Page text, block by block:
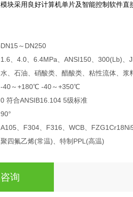
块采用良好计算机单片及智能控制软件
DN15～DN250
1.6、4.0、6.4MPa、ANSI150、300(Lb)、
水、石油、硝酸类、醋酸类、粘性流体、浆
-40～+180℃ -40～+350℃
0 符合ANSIB16.104 5级标准
90°
A105、F304、F316、WCB、
聚四氟乙烯(常温)、特制PPL(高温)
询